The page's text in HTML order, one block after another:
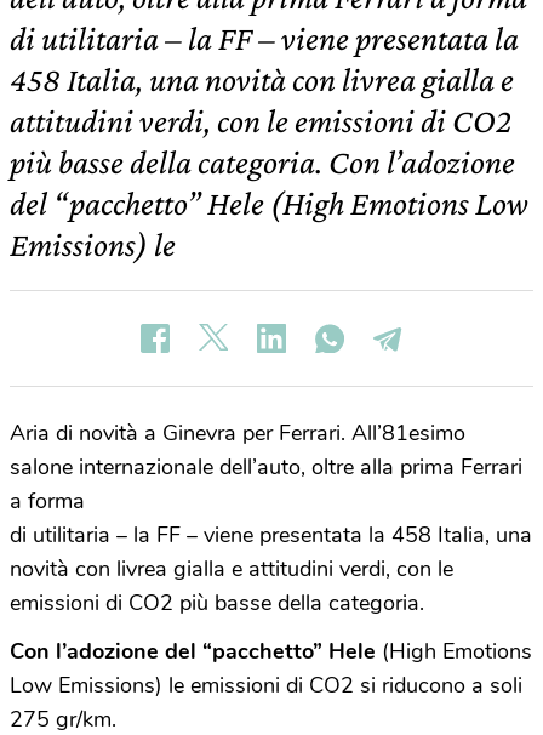
di utilitaria – la FF – viene presentata la
458 Italia, una novità con livrea gialla e
attitudini verdi, con le emissioni di CO2
più basse della categoria. Con l’adozione
del “pacchetto” Hele (High Emotions Low
Emissions) le
Aria di novità a Ginevra per Ferrari. All’81esimo
salone internazionale dell’auto, oltre alla prima Ferrari
a forma
di utilitaria – la FF – viene presentata la 458 Italia, una
novità con livrea gialla e attitudini verdi, con le
emissioni di CO2 più basse della categoria.
Con l’adozione del “pacchetto” Hele (High Emotions
Low Emissions) le emissioni di CO2 si riducono a soli
275 gr/km.